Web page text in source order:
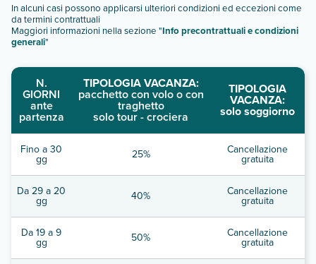
In alcuni casi possono applicarsi ulteriori condizioni ed eccezioni come
da termini contrattuali
Maggiori informazioni nella sezione "Info precontrattuali e condizioni
generali"
N.
GIORNI
ante
partenza
TIPOLOGIA VACANZA:
pacchetto con volo o con
traghetto
solo tour - crociera
TIPOLOGIA
VACANZA:
solo soggiorno
Fino a 30
gg 25% Cancellazione
gratuita
Da 29 a 20
gg 40% Cancellazione
gratuita
Da 19 a 9
gg 50% Cancellazione
gratuita